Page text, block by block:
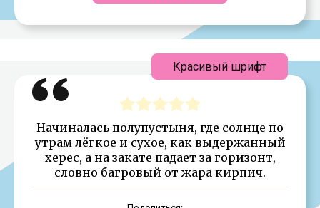
Начиналась полупустыня, где солнце по
утрам лёгкое и сухое, как выдержанный
херес, а на закате падает за горизонт,
словно багровый от жара кирпич.
Красивый шрифт